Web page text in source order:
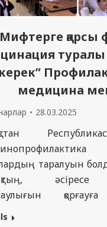
қарсы
туралы
керек”
медицина
28.03.2025
таралуын
әсіресе
сақтау